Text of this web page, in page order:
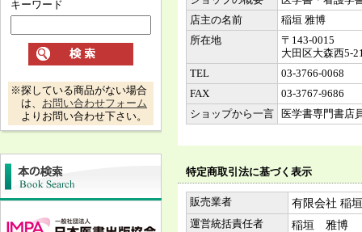
キーワード
※探している商品がない場合
は、 お問い合わせフォーム
よりお問い合わせ下さい。
店主の名前
稲垣 雅博
所在地
〒143-0015
大田区大森西5-
TEL
03-3766-0068
FAX
03-3767-9686
ショップから一言
医学書専門書店
特定商取引法に基づく表示
販売業者 有限会社 稲
運営統括責任者 稲垣 雅博